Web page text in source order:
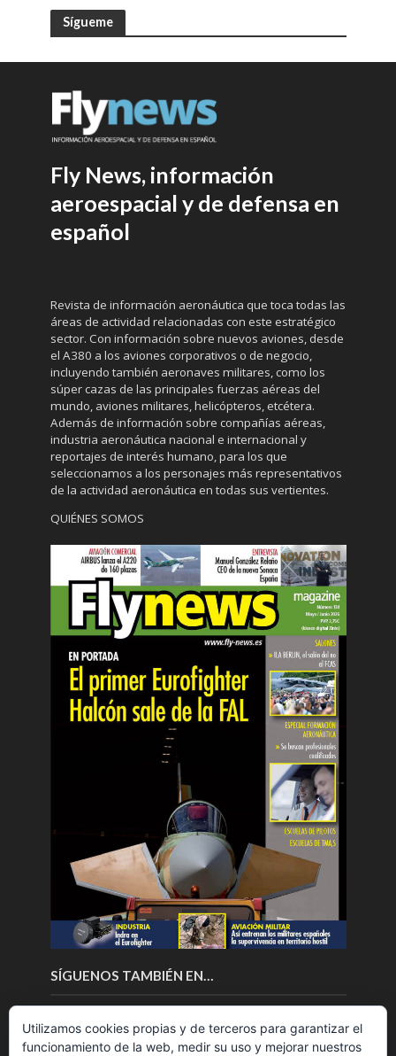
Sígueme
Fly News, información
aeroespacial y de defensa en
español
Revista de información aeronáutica que toca todas las
áreas de actividad relacionadas con este estratégico
sector. Con información sobre nuevos aviones, desde
el A380 a los aviones corporativos o de negocio,
incluyendo también aeronaves militares, como los
súper cazas de las principales fuerzas aéreas del
mundo, aviones militares, helicópteros, etcétera.
Además de información sobre compañías aéreas,
industria aeronáutica nacional e internacional y
reportajes de interés humano, para los que
seleccionamos a los personajes más representativos
de la actividad aeronáutica en todas sus vertientes.
QUIÉNES SOMOS
SÍGUENOS TAMBIÉN EN…
Utilizamos cookies propias y de terceros para garantizar el
funcionamiento de la web, medir su uso y mejorar nuestros